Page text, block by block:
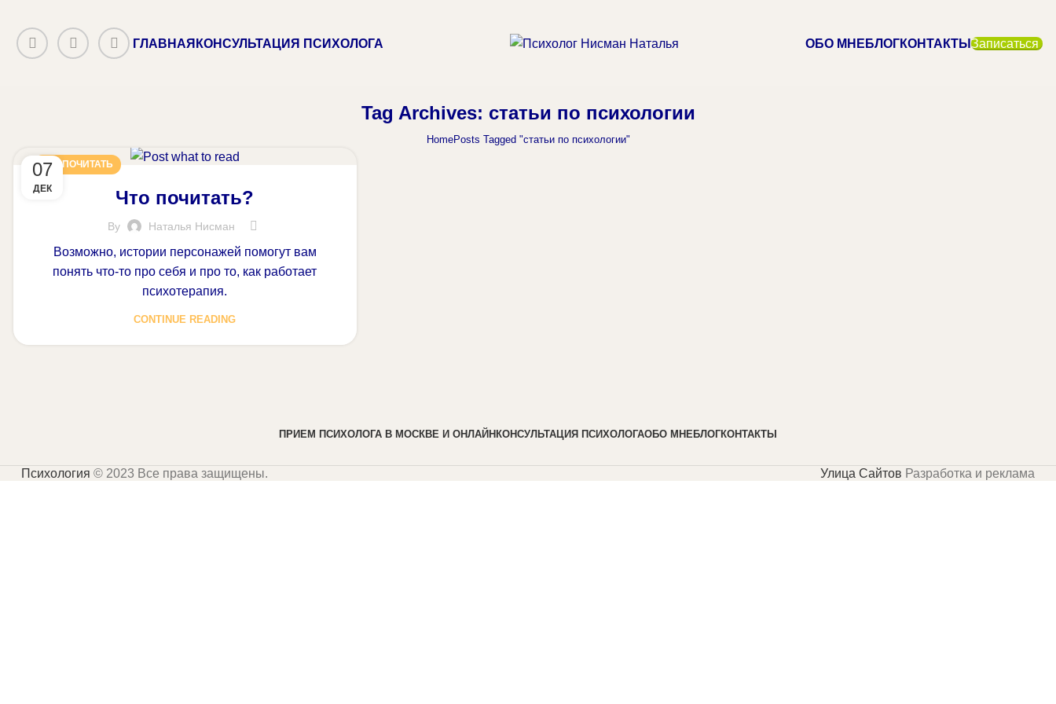
ГЛАВНАЯ КОНСУЛЬТАЦИЯ ПСИХОЛОГА ОБО МНЕ БЛОГКОНТАКТЫ Записаться
Tag Archives: статьи по психологии
HomePosts Tagged "статьи по психологии"
07
ДЕК
ЧТО ПОЧИТАТЬ
Что почитать?
By Наталья Нисман
Возможно, истории персонажей помогут вам
понять что-то про себя и про то, как работает
психотерапия.
CONTINUE READING
ПРИЕМ ПСИХОЛОГА В МОСКВЕ И ОНЛАЙНКОНСУЛЬТАЦИЯ ПСИХОЛОГАОБО МНЕБЛОГКОНТАКТЫ
Психология © 2023 Все права защищены. Улица Сайтов Разработка и реклама